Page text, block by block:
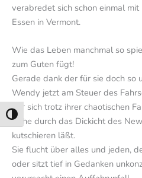
Umschalten auf hohe Kontraste
verabredet sich schon einmal mit
Essen in Vermont.
Wie das Leben manchmal so
zum Guten fügt!
Gerade dank der für sie doch so
Wendy jetzt am Steuer des
der sich trotz ihrer chaotischen
Ruhe durch das Dickicht des
kutschieren läßt.
Sie flucht über alles und jeden,
oder sitzt tief in Gedanken